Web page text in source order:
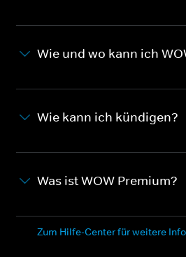
Wie und wo kann ich
Wie kann ich kündigen?
Was ist WOW Premium?
Zum Hilfe-Center für weitere